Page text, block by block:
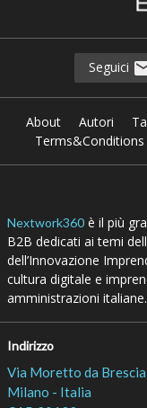
Seguici
About Autori
Nextwork360è il più
B2B dedicati ai temi
dell’Innovazione
cultura digitale e
amministrazioni italiane.
Indirizzo
Via Moretto da
Milano - Italia